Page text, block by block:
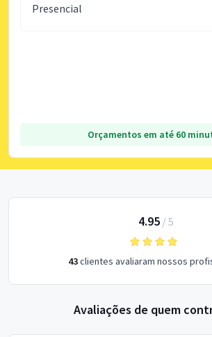
Presencial
Orçamentos em até 60
4.95/ 5
43clientes avaliaram nossos
Avaliações de quem